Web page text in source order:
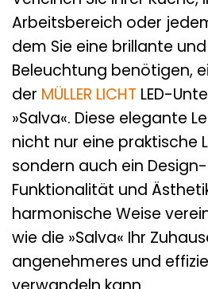
Arbeitsbereich oder
dem Sie eine brillante
Beleuchtung benötigen,
der MÜLLER LICHT LED-
»Salva«. Diese elegante
nicht nur eine praktische
sondern auch ein
Funktionalität und
harmonische Weise
wie die »Salva« Ihr
angenehmeres und